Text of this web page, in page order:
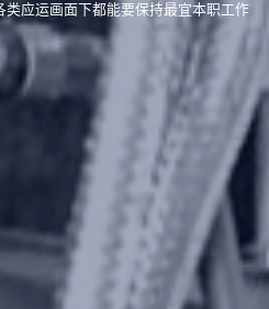
应运画面下都能要保持最宜本职工作